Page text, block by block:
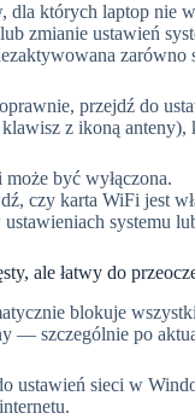
dla których laptop
zmianie ustawień
zarówno
przejdź do
z ikoną anteny),
być wyłączona.
czy karta WiFi jest
systemu
ale łatwy do
blokuje
— szczególnie po
ustawień sieci w